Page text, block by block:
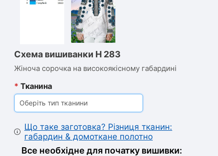
Схема вишиванки Н 283
Жіноча сорочка на високоякісному габардині
* Тканина
Оберіть тип тканини
Що таке заготовка? Різниця тканин:
габардин & домоткане полотно
Все необхідне для початку вишивки: